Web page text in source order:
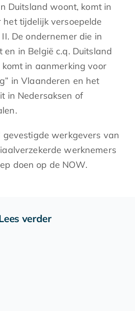
Duitsland woont, komt in
tijdelijk versoepelde
De ondernemer die in
in België c.q. Duitsland
in aanmerking voor
in Vlaanderen en het
in Nedersaksen of
werkgevers van
werknemers
doen op de NOW.
verder